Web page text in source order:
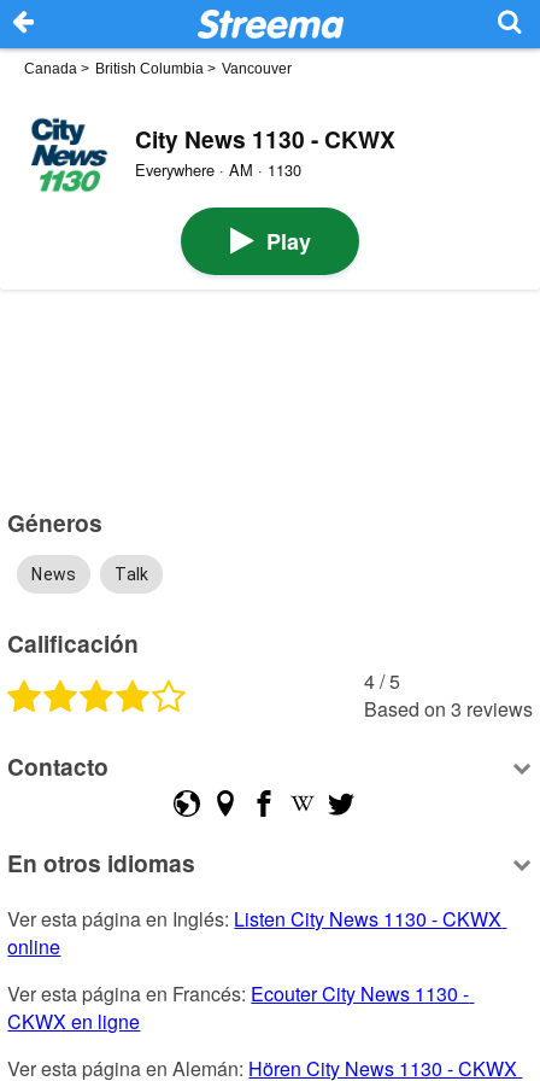
Canada > British Columbia > Vancouver
City News 1130 - CKWX
Everywhere · AM · 1130
Play
Géneros
News Talk
Calificación
4 /5
Based on 3 reviews
Contacto
En otros idiomas
Ver esta página en Inglés: Listen City News 1130 - CKWX
online
Ver esta página en Francés: Ecouter City News 1130 -
CKWX en ligne
Ver esta página en Alemán: Hören City News 1130 - CKWX